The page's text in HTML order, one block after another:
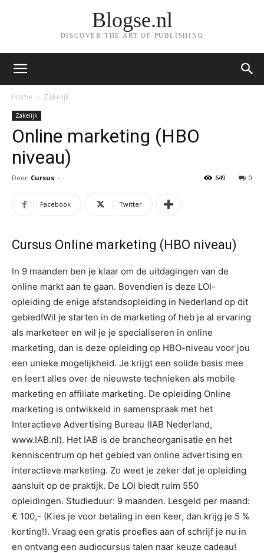
Blogse.nl
DISCOVER THE ART OF PUBLISHING
Home Zakelijk
Zakelijk
Online marketing (HBO
niveau)
Door Cursus - 0
649
Facebook Twitter
Cursus Online marketing (HBO niveau)
In 9 maanden ben je klaar om de uitdagingen van de
online markt aan te gaan. Bovendien is deze LOI-
opleiding de enige afstandsopleiding in Nederland op dit
gebied!Wil je starten in de marketing of heb je al ervaring
als marketeer en wil je je specialiseren in online
marketing, dan is deze opleiding op HBO-niveau voor jou
een unieke mogelijkheid. Je krijgt een solide basis mee
en leert alles over de nieuwste technieken als mobile
marketing en affiliate marketing. De opleiding Online
marketing is ontwikkeld in samenspraak met het
Interactieve Advertising Bureau (IAB Nederland,
www.IAB.nl). Het IAB is de brancheorganisatie en het
kenniscentrum op het gebied van online advertising en
interactieve marketing. Zo weet je zeker dat je opleiding
aansluit op de praktijk. De LOI biedt ruim 550
opleidingen. Studieduur: 9 maanden. Lesgeld per maand:
€ 100,- (Kies je voor betaling in een keer, dan krijg je 5 %
korting!). Vraag een gratis proefles aan of schrijf je nu in
en ontvang een audiocursus talen naar keuze cadeau!